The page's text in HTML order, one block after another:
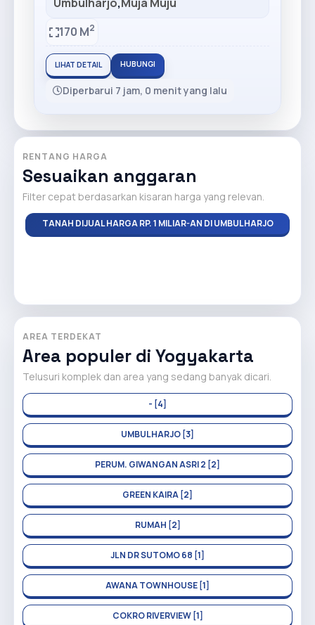
170 M2
LIHAT DETAIL HUBUNGI
Diperbarui 7 jam, 0 menit yang lalu
RENTANG HARGA
Sesuaikan anggaran
Filter cepat berdasarkan kisaran harga yang relevan.
TANAH DIJUAL HARGA RP. 1 MILIAR-AN DI UMBULHARJO
AREA TERDEKAT
Area populer di Yogyakarta
Telusuri komplek dan area yang sedang banyak dicari.
- [4]
UMBULHARJO [3]
PERUM. GIWANGAN ASRI 2 [2]
GREEN KAIRA [2]
RUMAH [2]
JLN DR SUTOMO 68 [1]
AWANA TOWNHOUSE [1]
COKRO RIVERVIEW [1]